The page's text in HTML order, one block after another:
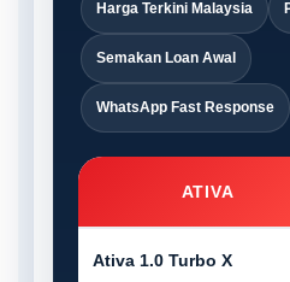
Harga Terkini Malaysia
Semakan Loan Awal
WhatsApp Fast Response
ATIVA
Ativa 1.0 Turbo X